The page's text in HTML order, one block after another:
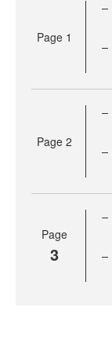
Page 1
Page 2
Page
3